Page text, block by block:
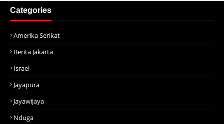
Categories
Amerika Serikat
Berita Jakarta
Israel
Jayapura
Jayawijaya
Nduga